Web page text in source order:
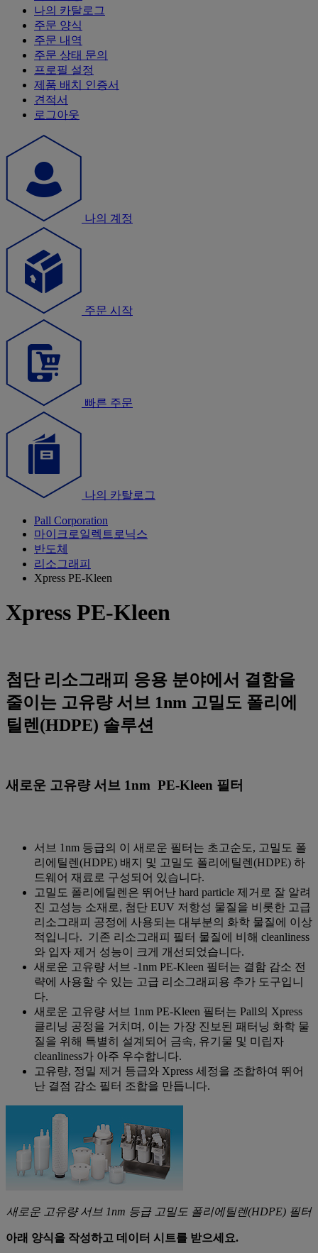
나의 카탈로그
주문 양식
주문 내역
주문 상태 문의
프로필 설정
제품 배치 인증서
견적서
로그아웃
나의 계정
주문 시작
빠른 주문
나의 카탈로그
Pall Corporation
마이크로일렉트로닉스
반도체
리소그래피
Xpress PE-Kleen
Xpress PE-Kleen
첨단 리소그래피 응용 분야에서 결함을
줄이는 고유량 서브 1nm 고밀도 폴리에
틸렌(HDPE) 솔루션
새로운 고유량 서브 1nm PE-Kleen 필터
서브 1nm 등급의 이 새로운 필터는 초고순도, 고밀도 폴
리에틸렌(HDPE) 배지 및 고밀도 폴리에틸렌(HDPE) 하
드웨어 재료로 구성되어 있습니다.
고밀도 폴리에틸렌은 뛰어난 hard particle 제거로 잘 알려
진 고성능 소재로, 첨단 EUV 저항성 물질을 비롯한 고급
리소그래피 공정에 사용되는 대부분의 화학 물질에 이상
적입니다. 기존 리소그래피 필터 물질에 비해 cleanliness
와 입자 제거 성능이 크게 개선되었습니다.
새로운 고유량 서브 -1nm PE-Kleen 필터는 결함 감소 전
략에 사용할 수 있는 고급 리소그래피용 추가 도구입니
다.
새로운 고유량 서브 1nm PE-Kleen 필터는 Pall의 Xpress
클리닝 공정을 거치며, 이는 가장 진보된 패터닝 화학 물
질을 위해 특별히 설계되어 금속, 유기물 및 미립자
cleanliness가 아주 우수합니다.
고유량, 정밀 제거 등급와 Xpress 세정을 조합하여 뛰어
난 결점 감소 필터 조합을 만듭니다.
새로운 고유량 서브 1nm 등급 고밀도 폴리에틸렌(HDPE) 필터
아래 양식을 작성하고 데이터 시트를 받으세요.